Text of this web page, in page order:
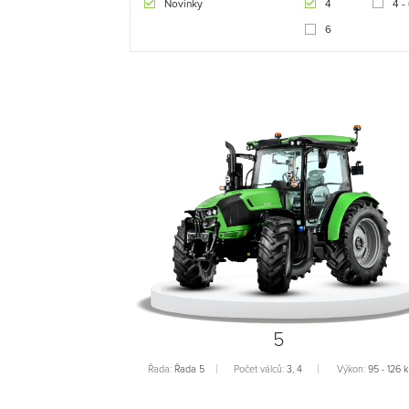
Novinky 4 4 -
6
5
Řada: Řada 5 Počet válců: 3, 4 Výkon: 95 - 126 k